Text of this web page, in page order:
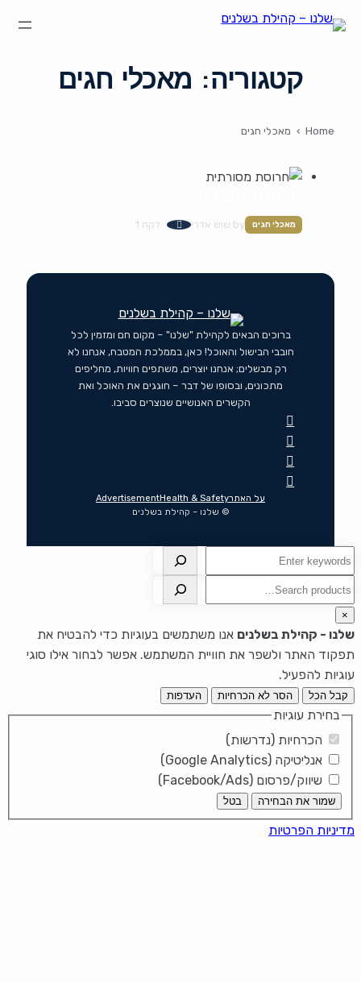
תקנון ותנאי שימוש
קטגוריה: מאכלי חגים
Home
› מאכלי חגים
מאכלי חגים by שוש אדרי דקה 1
ברוכים הבאים לקהילת "שלנו" – מקום חם ומזמין לכל
חובבי הבישול והאוכל! כאן, בממלכת המטבח, אנחנו לא
רק מבשלים; אנחנו יוצרים, משתפים חוויות, מחליפים
מתכונים, ובסופו של דבר – חוגגים את האוכל ואת
הקשרים האנושיים שנוצרים סביבו.
על האתרHealth & Safety
Advertisement
© שלנו – קהילת בשלנים
חיפוש
חיפוש
×
שלנו - קהילת בשלנים אנו משתמשים בעוגיות כדי להבטיח את
תפקוד האתר ולשפר את חוויית המשתמש. אפשר לבחור אילו סוגי
עוגיות להפעיל.
קבל הכל הסר לא הכרחיות העדפות
בחירת עוגיות
הכרחיות (נדרשות)
אנליטיקה (Google Analytics)
שיווק/פרסום (Facebook/Ads)
שמור את הבחירה בטל
מדיניות הפרטיות